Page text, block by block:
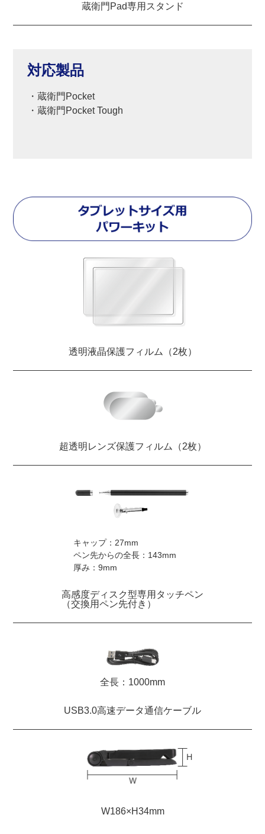
蔵衛門Pad専用スタンド
対応製品
・蔵衛門Pocket
・蔵衛門Pocket Tough
透明液晶保護フィルム（2枚）
超透明レンズ保護フィルム（2枚）
キャップ：27mm
ペン先からの全長：143mm
厚み：9mm
高感度ディスク型専用タッチペン
（交換用ペン先付き）
全長：1000mm
USB3.0高速データ通信ケーブル
W186×H34mm